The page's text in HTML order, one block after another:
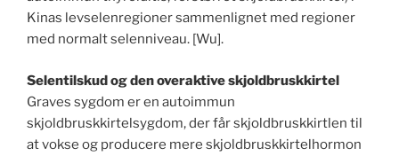
Kinas levselenregioner sammenlignet med regioner
med normalt selenniveau. [Wu].
Selentilskud og den overaktive skjoldbruskkirtel
Graves sygdom er en autoimmun
skjoldbruskkirtelsygdom, der får skjoldbruskkirtlen til
at vokse og producere mere skjoldbruskkirtelhormon